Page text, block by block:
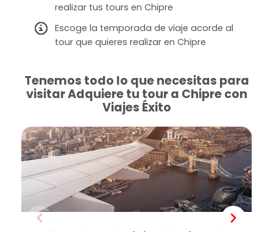
realizar tus tours en Chipre
Escoge la temporada de viaje acorde al
tour que quieres realizar en Chipre
Tenemos todo lo que necesitas para
visitar Adquiere tu tour a Chipre con
Viajes Éxito